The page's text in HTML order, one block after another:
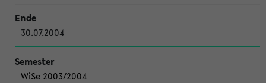
30.07.2004
WiSe 2003/2004